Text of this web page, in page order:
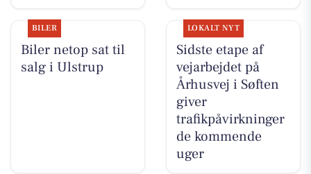
BILER
Biler netop sat til
salg i Ulstrup
LOKALT NYT
Sidste etape af
vejarbejdet på
Århusvej i Søften
giver
trafikpåvirkninger
de kommende
uger